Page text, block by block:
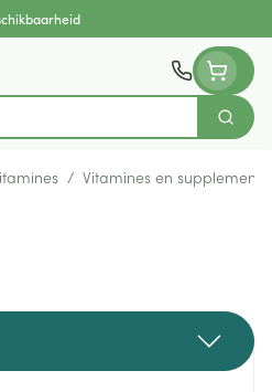
Zoek
/ Vitamines en